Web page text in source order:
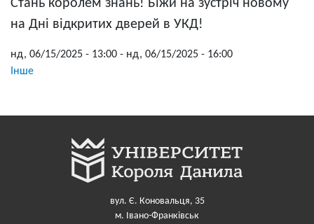
Стань королем знань! Біжи на зустріч новому
на Дні відкритих дверей в УКД!
нд, 06/15/2025 - 13:00 - нд, 06/15/2025 - 16:00
Інше
вул. Є. Коновальця, 35
м. Івано-Франківськ